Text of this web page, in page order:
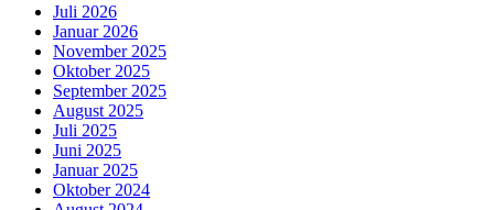
Juli 2026
Januar 2026
November 2025
Oktober 2025
September 2025
August 2025
Juli 2025
Juni 2025
Januar 2025
Oktober 2024